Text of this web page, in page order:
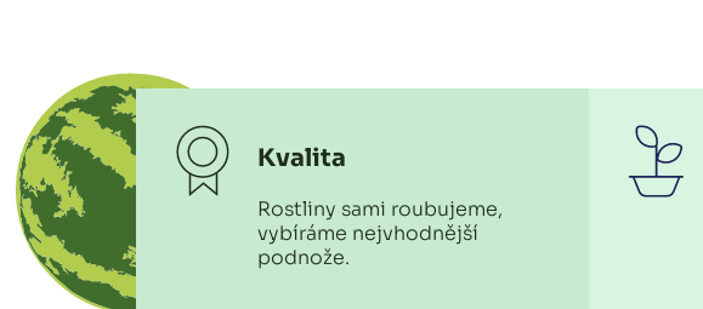
Kvalita
Rostliny sami roubujeme,
vybíráme nejvhodnější
podnože.